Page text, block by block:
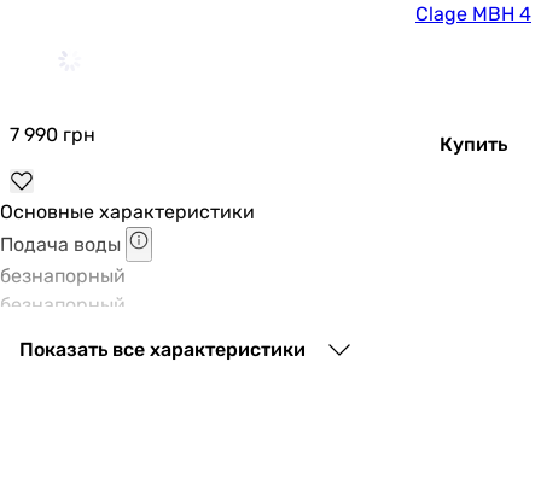
Clage MBH 4
7 990 грн Купить
Основные характеристики
Подача воды
безнапорный
безнапорный
Подходит
Показать все характеристики